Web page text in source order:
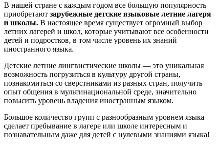
В нашей стране с каждым годом все большую популярность
приобретают зарубежные детские языковые летние лагеря
и школы. В настоящее время существует огромный выбор
летних лагерей и школ, которые учитывают все особенности
детей и подростков, в том числе уровень их знаний
иностранного языка.
Детские летние лингвистические школы — это уникальная
возможность погрузиться в культуру другой страны,
познакомиться со сверстниками из разных стран, получить
опыт общения в мультинациональной среде, значительно
повысить уровень владения иностранным языком.
Большое количество групп с разнообразным уровнем языка
сделает пребывание в лагере или школе интересным и
познавательным даже для детей с нулевыми знаниями языка!